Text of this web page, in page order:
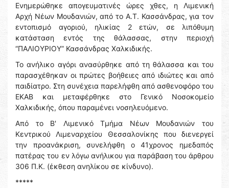
Ενημερώθηκε απογευματινές ώρες χθες, η Λιμενική
Αρχή Νέων Μουδανιών, από το Α.Τ. Κασσάνδρας, για τον
εντοπισμό αγοριού, ηλικίας 2 ετών, σε λιπόθυμη
κατάσταση εντός της θάλασσας, στην περιοχή
“ΠΑΛΙΟΥΡΙΟΥ” Κασσάνδρας Χαλκιδικής.
Το ανήλικο αγόρι ανασύρθηκε από τη θάλασσα και του
παρασχέθηκαν οι πρώτες βοήθειες από ιδιώτες και από
παιδίατρο. Στη συνέχεια παρελήφθη από ασθενοφόρο του
ΕΚΑΒ και μεταφέρθηκε στο Γενικό Νοσοκομείο
Χαλκιδικής, όπου παραμένει νοσηλευόμενο.
Από το Β' Λιμενικό Τμήμα Νέων Μουδανιών του
Κεντρικού Λιμεναρχείου Θεσσαλονίκης που διενεργεί
την προανάκριση, συνελήφθη ο 41χρονος ημεδαπός
πατέρας του εν λόγω ανήλικου για παράβαση του άρθρου
306 Π.Κ. (έκθεση ανηλίκου σε κίνδυνο).
*****